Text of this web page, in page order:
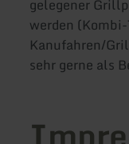
gelegener
werden
Kanufahren/
sehr gerne als